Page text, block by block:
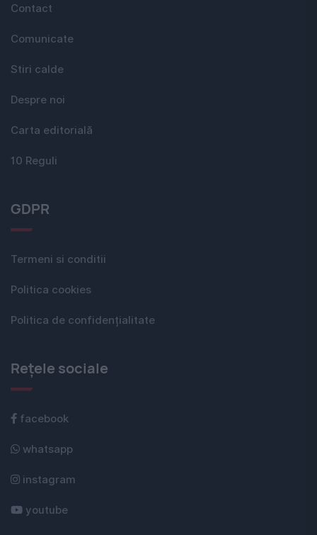
Contact
Comunicate
Stiri calde
Despre noi
Carta editorială
10 Reguli
GDPR
Termeni si conditii
Politica cookies
Politica de confidențialitate
Rețele sociale
facebook
whatsapp
instagram
youtube